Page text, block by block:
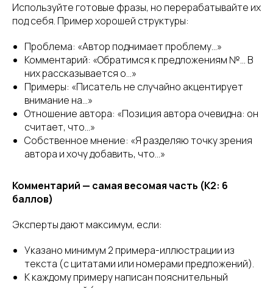
Используйте готовые фразы, но перерабатывайте их
под себя. Пример хорошей структуры:
Проблема: «Автор поднимает проблему...»
Комментарий: «Обратимся к предложениям №... В
них рассказывается о...»
Примеры: «Писатель не случайно акцентирует
внимание на...»
Отношение автора: «Позиция автора очевидна: он
считает, что...»
Собственное мнение: «Я разделяю точку зрения
автора и хочу добавить, что...»
Комментарий — самая весомая часть (К2: 6
баллов)
Эксперты дают максимум, если:
Указано минимум 2 примера-иллюстрации из
текста (с цитатами или номерами предложений).
К каждому примеру написан пояснительный